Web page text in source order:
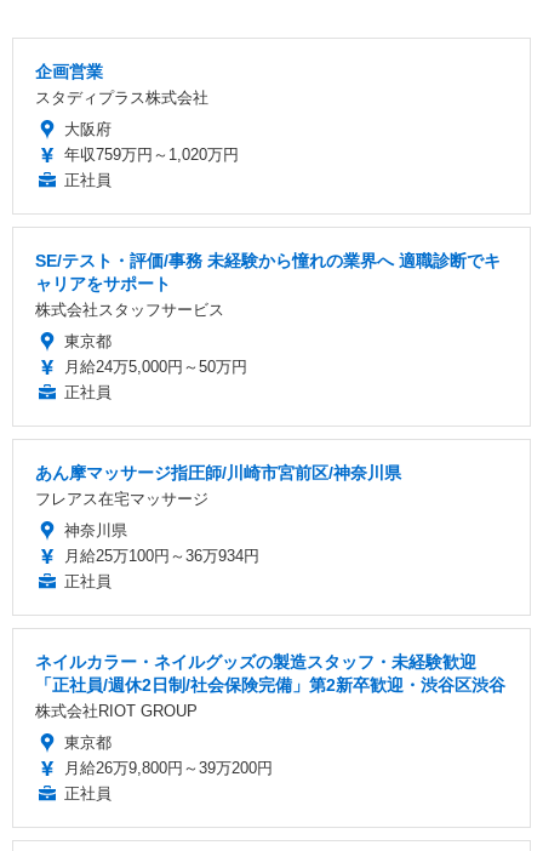
企画営業
スタディプラス株式会社
大阪府
年収759万円～1,020万円
正社員
SE/テスト・評価/事務 未経験から憧れの業界へ 適職診断でキ
ャリアをサポート
株式会社スタッフサービス
東京都
月給24万5,000円～50万円
正社員
あん摩マッサージ指圧師/川崎市宮前区/神奈川県
フレアス在宅マッサージ
神奈川県
月給25万100円～36万934円
正社員
ネイルカラー・ネイルグッズの製造スタッフ・未経験歓迎
「正社員/週休2日制/社会保険完備」第2新卒歓迎・渋谷区渋谷
株式会社RIOT GROUP
東京都
月給26万9,800円～39万200円
正社員